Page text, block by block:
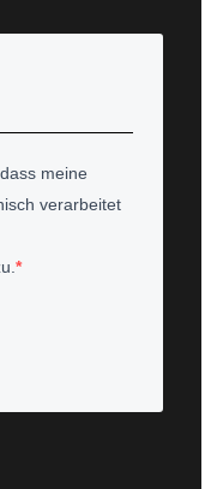
meine
verarbeitet